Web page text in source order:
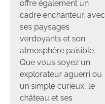
offre également un
cadre enchanteur, avec
ses paysages
verdoyants et son
atmosphère paisible.
Que vous soyez un
explorateur aguerri ou
un simple curieux, le
château et ses